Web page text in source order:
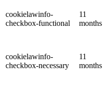
cookielawinfo-
checkbox-functional
11
months
cookielawinfo-
checkbox-necessary
11
months